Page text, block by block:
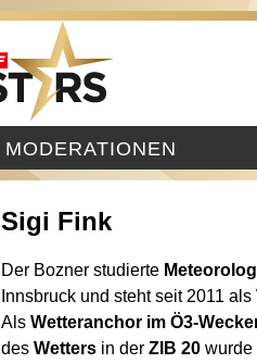
MODERATIONEN
Sigi Fink
Der Bozner studierte
Innsbruck und steht seit 2011
Als Wetteranchor im Ö3-
des Wetters in der ZIB 20wurde